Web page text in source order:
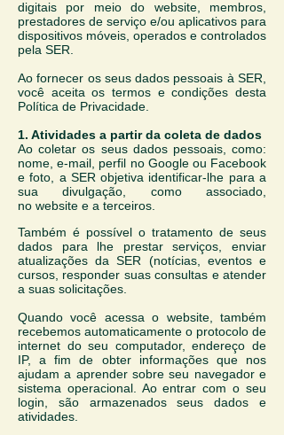
digitais por meio do website, membros,
prestadores de serviço e/ou aplicativos para
dispositivos móveis, operados e controlados
pela SER.
Ao fornecer os seus dados pessoais à SER,
você aceita os termos e condições desta
Política de Privacidade.
1. Atividades a partir da coleta de dados
Ao coletar os seus dados pessoais, como:
nome, e-mail, perfil no Google ou Facebook
e foto, a SER objetiva identificar-lhe para a
sua divulgação, como associado,
no website e a terceiros.
Também é possível o tratamento de seus
dados para lhe prestar serviços, enviar
atualizações da SER (notícias, eventos e
cursos, responder suas consultas e atender
a suas solicitações.
Quando você acessa o website, também
recebemos automaticamente o protocolo de
internet do seu computador, endereço de
IP, a fim de obter informações que nos
ajudam a aprender sobre seu navegador e
sistema operacional. Ao entrar com o seu
login, são armazenados seus dados e
atividades.